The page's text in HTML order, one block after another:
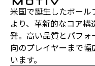
米国で誕生したボール
より、革新的なコア
発。高い品質とパフ
向のプレイヤーまで
います。